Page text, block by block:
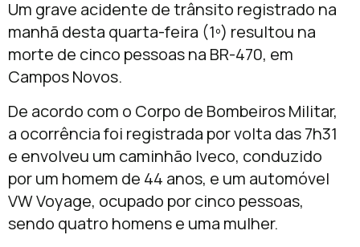
Um grave acidente de trânsito registrado na
manhã desta quarta-feira (1º) resultou na
morte de cinco pessoas na BR-470, em
Campos Novos.
De acordo com o Corpo de Bombeiros Militar,
a ocorrência foi registrada por volta das 7h31
e envolveu um caminhão Iveco, conduzido
por um homem de 44 anos, e um automóvel
VW Voyage, ocupado por cinco pessoas,
sendo quatro homens e uma mulher.